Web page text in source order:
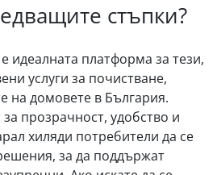
стъпки?
идеалната платформа за тези,
услуги за почистване,
на домовете в България.
прозрачност, удобство и
хиляди потребители да се
за да поддържат